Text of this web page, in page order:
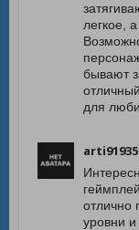
легкое,
бывают
для
отлично
уровни